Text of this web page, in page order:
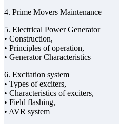
4. Prime Movers Maintenance
5. Electrical Power Generator
• Construction,
• Principles of operation,
• Generator Characteristics
6. Excitation system
• Types of exciters,
• Characteristics of exciters,
• Field flashing,
• AVR system